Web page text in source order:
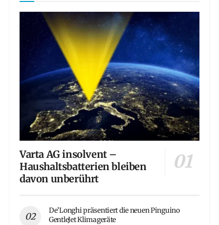
Varta AG insolvent –
Haushaltsbatterien bleiben
davon unberührt
De’Longhi präsentiert die neuen Pinguino
GentleJet Klimageräte